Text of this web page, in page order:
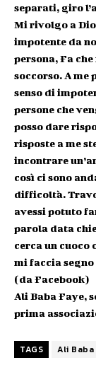
separati, giro
Mi rivolgo a
impotente da
persona, Fa
soccorso. A me
senso di
persone che
posso dare
risposte a me
incontrare
così ci sono
difficoltà.
avessi potuto
parola data
cerca un cuoco
mi faccia
(da Facebook)
Ali Baba Faye,
prima
TAGS Ali Baba